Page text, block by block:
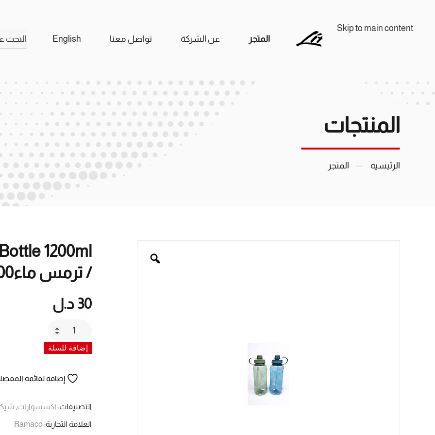
Skip to main content
المتجر
عن الشركة تواصل معنا English
البحث
عن:
المنتجات
الرئيسية المتجر
/ ترمس ماء1200 مل
30 د.ل
كمية
/
bottle
/
/
إضافة للسلة
إضافة لقائمة
التصنيفات: اكسسوارات,
العلامة التجارية: Ramaco